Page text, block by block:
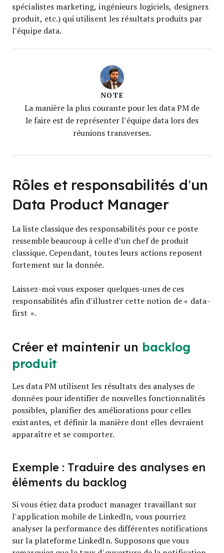
spécialistes marketing, ingénieurs logiciels, designers
produit, etc.) qui utilisent les résultats produits par
l’équipe data.
NOTE
La manière la plus courante pour les data PM de
le faire est de représenter l’équipe data lors des
réunions transverses.
Rôles et responsabilités d’un
Data Product Manager
La liste classique des responsabilités pour ce poste
ressemble beaucoup à celle d’un chef de produit
classique. Cependant, toutes leurs actions reposent
fortement sur la donnée.
Laissez-moi vous exposer quelques-unes de ces
responsabilités afin d’illustrer cette notion de « data-
first ».
Créer et maintenir un backlog
produit
Les data PM utilisent les résultats des analyses de
données pour identifier de nouvelles fonctionnalités
possibles, planifier des améliorations pour celles
existantes, et définir la manière dont elles devraient
apparaître et se comporter.
Exemple : Traduire des analyses en
éléments du backlog
Si vous étiez data product manager travaillant sur
l’application mobile de LinkedIn, vous pourriez
analyser la performance des différentes notifications
sur la plateforme LinkedIn. Supposons que vous